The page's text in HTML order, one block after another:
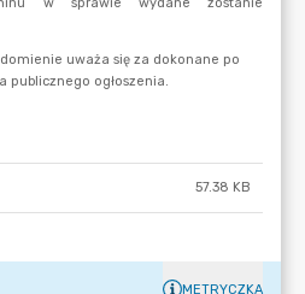
57.38 KB
METRYCZKA